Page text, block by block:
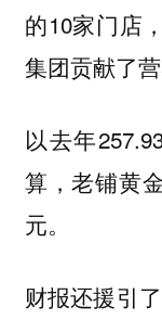
的10家门店
集团贡献了营
以去年
算，老铺黄
元。
财报还援引